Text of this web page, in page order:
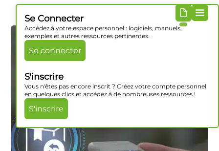
Se Connecter
Accédez à votre espace personnel : logiciels, manuels,
exemples et autres ressources pertinentes.
Se connecter
S'inscrire
Vous n'êtes pas encore inscrit ? Créez votre compte personnel
en quelques clics et accédez à de nombreuses ressources !
S'inscrire